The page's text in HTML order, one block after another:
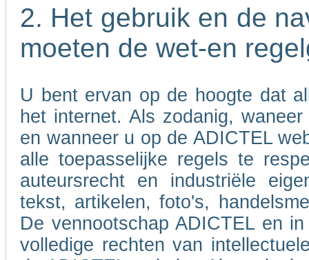
2. Het gebruik en de
moeten de wet-en
U bent ervan op de hoogte dat
het internet. Als zodanig,
en wanneer u op de ADICTEL
alle toepasselijke regels te
auteursrecht en industriële
tekst, artikelen, foto's,
De vennootschap ADICTEL en
volledige rechten van